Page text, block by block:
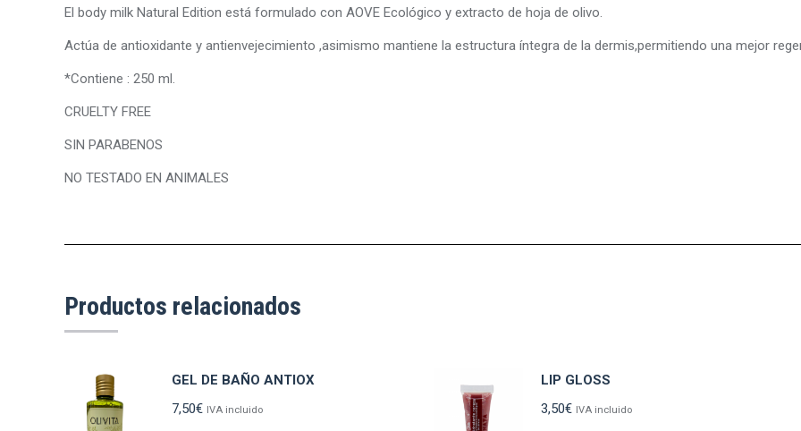
El body milk Natural Edition está formulado con AOVE Ecológico y extracto de hoja de olivo.
Actúa de antioxidante y antienvejecimiento ,asimismo mantiene la estructura íntegra de la dermis,permitiendo una mejor
*Contiene : 250 ml.
CRUELTY FREE
SIN PARABENOS
NO TESTADO EN ANIMALES
Productos relacionados
GEL DE BAÑO ANTIOX
7,50€ IVA incluido
LIP GLOSS
3,50€ IVA incluido